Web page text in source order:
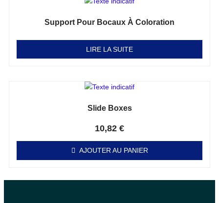
Support Pour Bocaux À Coloration
LIRE LA SUITE
Slide Boxes
10,82 €
AJOUTER AU PANIER